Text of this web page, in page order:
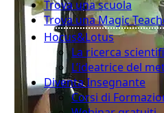
Trova una scuola
Trova una Magic
Hocus&Lotus
La ricerca
L’ideatrice del
Diventa Insegnante
Corsi di